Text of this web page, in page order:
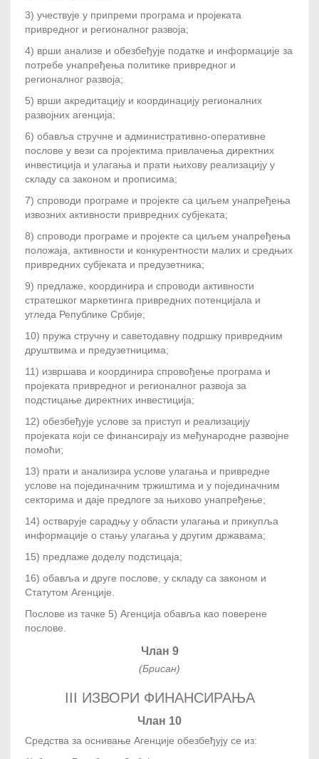
3) учествује у припреми програма и пројеката
привредног и регионалног развоја;
4) врши анализе и обезбеђује податке и информације за
потребе унапређења политике привредног и
регионалног развоја;
5) врши акредитацију и координацију регионалних
развојних агенција;
6) обавља стручне и административно-оперативне
послове у вези са пројектима привлачења директних
инвестиција и улагања и прати њихову реализацију у
складу са законом и прописима;
7) спроводи програме и пројекте са циљем унапређења
извозних активности привредних субјеката;
8) спроводи програме и пројекте са циљем унапређења
положаја, активности и конкурентности малих и средњих
привредних субјеката и предузетника;
9) предлаже, координира и спроводи активности
стратешког маркетинга привредних потенцијала и
угледа Републике Србије;
10) пружа стручну и саветодавну подршку привредним
друштвима и предузетницима;
11) извршава и координира спровођење програма и
пројеката привредног и регионалног развоја за
подстицање директних инвестиција;
12) обезбеђује услове за приступ и реализацију
пројеката који се финансирају из међународне развојне
помоћи;
13) прати и анализира услове улагања и привредне
услове на појединачним тржиштима и у појединачним
секторима и даје предлоге за њихово унапређење;
14) остварује сарадњу у области улагања и прикупља
информације о стању улагања у другим државама;
15) предлаже доделу подстицаја;
16) обавља и друге послове, у складу са законом и
Статутом Агенције.
Послове из тачке 5) Агенција обавља као поверене
послове.
Члан 9
(Брисан)
III ИЗВОРИ ФИНАНСИРАЊА
Члан 10
Средства за оснивање Агенције обезбеђују се из: